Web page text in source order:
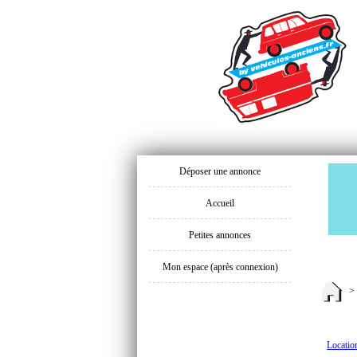
Déposer une annonce
Accueil
Petites annonces
Mon espace (après connexion)
>